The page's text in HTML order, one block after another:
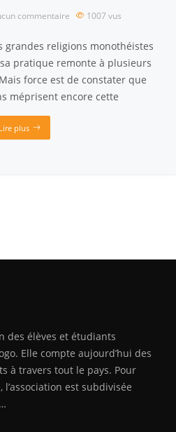
commentaire 1007 vus
grandes religions monothéistes
pratique remonte à plusieurs
force est de constater que
méprisent encore cette
Lire plus
des élèves et étudiants
Elle compte aujourd’hui des
à travers tout le pays. Pour
est subdivisée